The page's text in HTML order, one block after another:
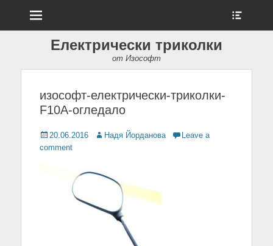
Електрически триколки
от Изософт
изософт-електрически-триколки-
F10A-огледало
Posted
on
20.06.2016 Author
Надя Йорданова
Leave a
comment